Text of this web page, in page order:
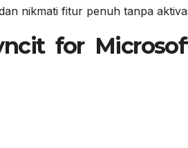
nikmati fitur penuh tanpa
for